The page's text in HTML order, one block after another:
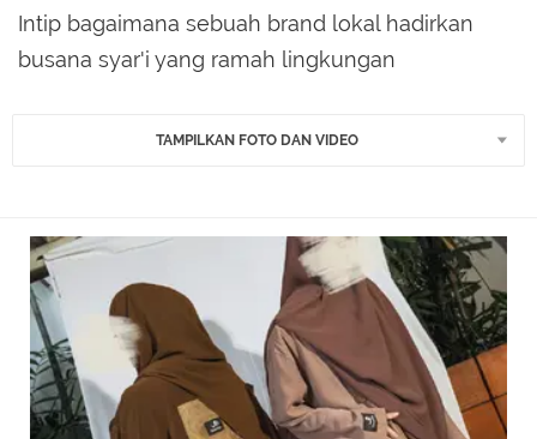
Intip bagaimana sebuah brand lokal hadirkan
busana syar'i yang ramah lingkungan
TAMPILKAN FOTO DAN VIDEO